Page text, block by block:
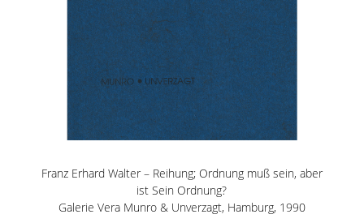
Franz Erhard Walter – Reihung; Ordnung muß sein, aber
ist Sein Ordnung?
Galerie Vera Munro & Unverzagt, Hamburg, 1990